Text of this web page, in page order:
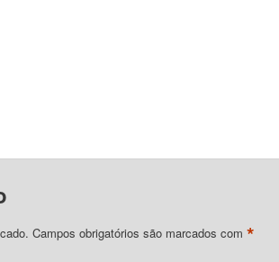
Campos obrigatórios são marcados com*